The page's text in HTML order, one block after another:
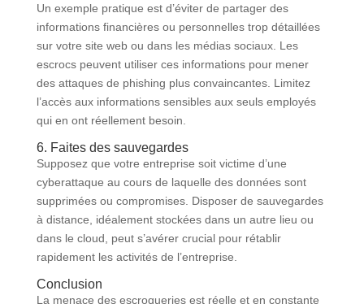
Un exemple pratique est d’éviter de partager des
informations financières ou personnelles trop détaillées
sur votre site web ou dans les médias sociaux. Les
escrocs peuvent utiliser ces informations pour mener
des attaques de phishing plus convaincantes. Limitez
l’accès aux informations sensibles aux seuls employés
qui en ont réellement besoin.
6. Faites des sauvegardes
Supposez que votre entreprise soit victime d’une
cyberattaque au cours de laquelle des données sont
supprimées ou compromises. Disposer de sauvegardes
à distance, idéalement stockées dans un autre lieu ou
dans le cloud, peut s’avérer crucial pour rétablir
rapidement les activités de l’entreprise.
Conclusion
La menace des escroqueries est réelle et en constante